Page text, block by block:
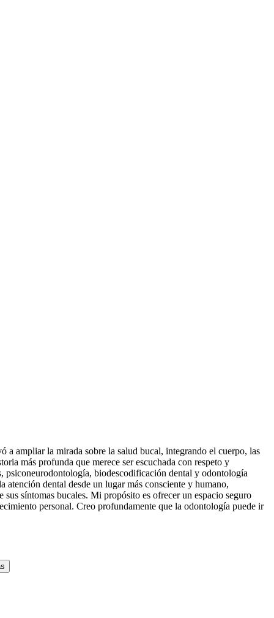
ampliar la mirada sobre la salud bucal, integrando el cuerpo, las
más profunda que merece ser escuchada con respeto y
psiconeurodontología, biodescodificación dental y odontología
dental desde un lugar más consciente y humano,
síntomas bucales. Mi propósito es ofrecer un espacio seguro
personal. Creo profundamente que la odontología puede ir